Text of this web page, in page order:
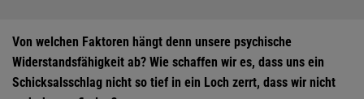
Von welchen Faktoren hängt denn unsere psychische
Widerstandsfähigkeit ab? Wie schaffen wir es, dass uns ein
Schicksalsschlag nicht so tief in ein Loch zerrt, dass wir nicht